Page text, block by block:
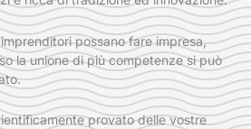
possano fare impresa,
la unione di più competenze si può
provato delle vostre